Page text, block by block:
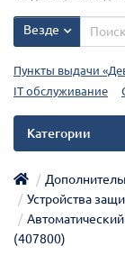
Везде
Пункты выдачи
IT обслуживание
Категории
Устройства
(407800)